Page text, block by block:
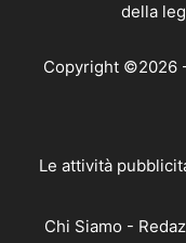
della
Copyright ©2026
Le attività
Chi Siamo -